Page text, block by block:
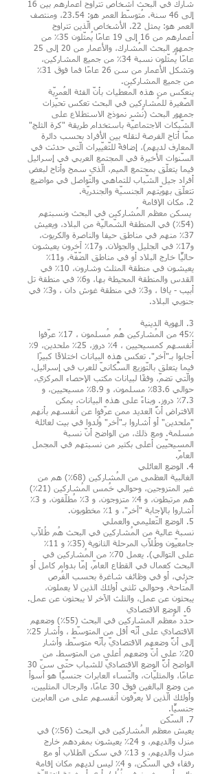
شارك في البحث أشخاص تتراوح أعمارهم بين 16
إلى 46 سنة. مُتوسّط ​​العمر هو: 23.54، ومنتصف ​​
العمر هو: يمثل 22. الأشخاص الّذين تتراوح
أعمارهم من 16 إلى 19 عامًا يُمثّلون 35٪ من
جمهور البحث المُشارك، والأعمار من 20 إلى 25
عامًا يُمثّلون نسبة 34٪ من جميع المشاركين،
وتشكل الأعمار من سن 26 عامًا فما فوق 31٪
من جميع المشاركين.
ينعكس من هذه المُعطيات بأنّ الفئة العُمريّة
الصّغيرة للمُشاركين في البحث تعكس تحيّزات
جمهور البحث (نُشر نموذج الاستطلاع على
الشّبكات الاجتماعيّة باستخدام طريقة "كرة الثلج"
ممّا أتاح الفرصة لنقله بين الأفراد بحسب دائرة
المعارف لديهم)، إضافةً للتّغيّيرات الّتي حدثت في
السّنوات الأخيرة في المجتمع العربي في إسرائيل
فيما يتعلّق بمجتمع الميم، الّذي سمح وأتاح لبعض
أفراد جيل الشّباب للتماهي والتّواصل في مواضيع
تتعلّق بهويّتهم الجنسيّة والجندريّة.
2. مكان الإقامة
يسكن معظم المُشاركين في البحث ونسبتهم
(54٪) في المنطقة الشّماليّة من البلاد، ويعيش
37٪ منهم في مناطق حيفا والناصرة والكريوت،
و17٪ في الجليل والجولان. و17٪ آخرون يعيشون
حاليًّا خارج البلاد أو في مناطق الضّفّة، و11٪
يعيشون في منطقة المثلث وشارون، 10٪ في
القدس والمنطقة المحيطة بها، و6٪ في منطقة تل
أبيب - يافا ، و3٪ في منطقة غوش دان ، و3٪ في
جنوبي البلاد.
3. الهوية الدينية
45٪ من المُشاركين هُم مُسلمون ، 17٪ عرّفوا
أنفسهم كمسيحيين ، 4٪ دروز، 25٪ ملحدين، 9٪
أجابوا بـ"آخر". تعكس هذه البيانات اختلافًا كبيرًا
فيما يتعلق بالتّوزيع السُّكانيّ للعرب في إسرائيل،
والّتي تضمّ، وفقًا لبيانات مكتب الإحصاء المركزي،
حوالي 83.6٪ مسلمون، و 8.9٪ مسيحيين، و
7.3٪ دروز. وبناءً على هذه البيانات، يمكن
الافتراض أنَّ العديد ممن عرّفوا عن أنفسهم بأنهم
"ملحدين" أو أشاروا بـ"آخر" وُلدوا في بيت لعائلة
مُسلمة. ومع ذلك، من الواضح أنّ نسبة
المسيحيّين أعلى بكثير من نسبتهم في المجمل
العامّ.
4. الوضع العائلي
الغالبية العظمى من المُشاركين (68٪) هم من
غير المتزوجين، وحوالي خُمس المُشاركين (21٪)
هم مرتبطون، و 4٪ متزوجون، و 3٪ مُطلّقون، و 3٪
أشاروا بالإجابة "آخر"، و 1٪ مخطوبون.
5. الوضع التّعليمي والعملي
نسبة عالية من المُشاركين في البحث هُم طُلّاب
جامعيّون وطُلّاب المرحلة الثانوية (35٪ و 11٪
على التوالي). يعمل 70٪ من المُشاركين في
البحث كعمال في القطاع العامّ، إمّا بدوام كامل أو
جزئي، أو في وظائف شاغرة بحسب الفُرص
المُتاحة. وحوالي ثلثي أولئك الذين لا يعملون،
يبحثون عن عمل، والثلث الآخر لا يبحثون عن عمل.
حدّد مُعظم المشاركين في البحث (55٪) وضعهم
الاقتصادي على أنّه أقل من المتوسّط ​​، وأشار 25٪
إلى أنَّ وضعهم الاقتصاديّ بأنّه متوسّط​​، وأشار
20٪ على أنّ وضعهم أعلى من المتوسط. من
الواضح أنَّ الوضع الاقتصاديّ للشباب حتّى سنّ 30
عامًا، والمثليّات، والنّساء العابرات جنسيًّا هو أسوأ
من وضع البالغين فوق 30 عامًا، والرجال المثليين،
وأولئك الّذين لا يعرّفون أنفسهم على من العابرين
جنسيًّا.
7. السّكن
يعيش معظم المُشاركين في البحث (56٪) في
منزل والديهم، و 24٪ يعيشون بمفردهم خارج
منزل والديهم، و 13٪ في سكن الطلاب أو مع
رفقاء في السّكن، و 4٪ ليس لديهم مكان إقامة